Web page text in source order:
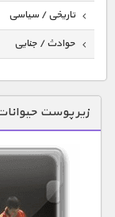
تاریخی / سیاسی
حوادث / جنایی
دنیای خوراکی ها
زمین شناسی /
سازه/ معماری/
سرگرمی
زیر پوست